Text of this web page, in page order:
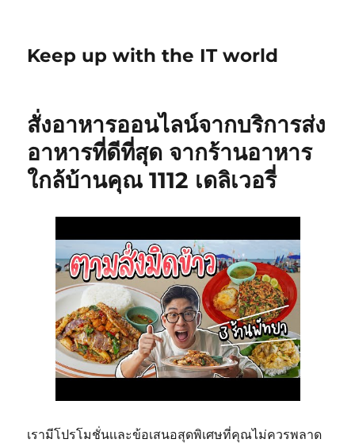
Keep up with the IT world
สั่งอาหารออนไลน์จากบริการส่ง
อาหารที่ดีที่สุด จากร้านอาหาร
ใกล้บ้านคุณ 1112 เดลิเวอรี่
เรามีโปรโมชั่นเเละข้อเสนอสุดพิเศษที่คุณไม่ควรพลาด